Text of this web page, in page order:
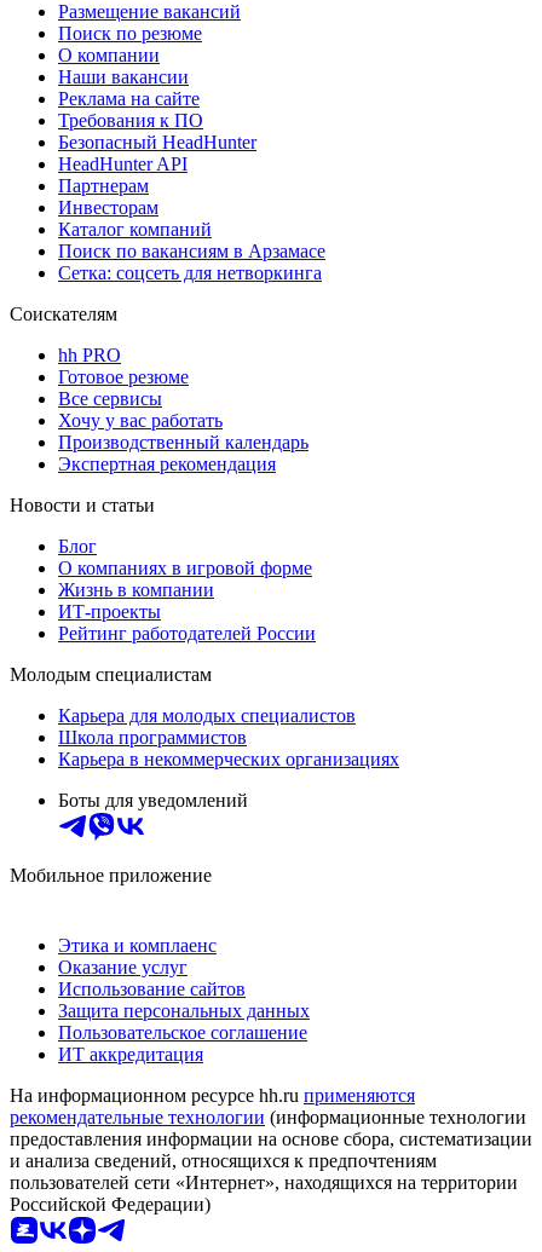
Размещение вакансий
Поиск по резюме
О компании
Наши вакансии
Реклама на сайте
Требования к ПО
Безопасный HeadHunter
HeadHunter API
Партнерам
Инвесторам
Каталог компаний
Поиск по вакансиям в Арзамасе
Сетка: соцсеть для нетворкинга
Соискателям
hh PRO
Готовое резюме
Все сервисы
Хочу у вас работать
Производственный календарь
Экспертная рекомендация
Новости и статьи
Блог
О компаниях в игровой форме
Жизнь в компании
ИТ-проекты
Рейтинг работодателей России
Молодым специалистам
Карьера для молодых специалистов
Школа программистов
Карьера в некоммерческих организациях
Боты для уведомлений
Мобильное приложение
Этика и комплаенс
Оказание услуг
Использование сайтов
Защита персональных данных
Пользовательское соглашение
ИТ аккредитация
На информационном ресурсе hh.ru применяются
рекомендательные технологии (информационные технологии
предоставления информации на основе сбора, систематизации
и анализа сведений, относящихся к предпочтениям
пользователей сети «Интернет», находящихся на территории
Российской Федерации)